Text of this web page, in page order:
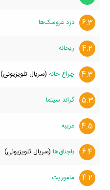
6.3 دزد عروسک‌ها
4.2 ریحانه
4.3 چراغ خانه (سریال تلویزیونی)
5.3 گراند سینما
4.5 غریبه
6.4 باجناق‌ها (سریال تلویزیونی)
4.2 ماموریت